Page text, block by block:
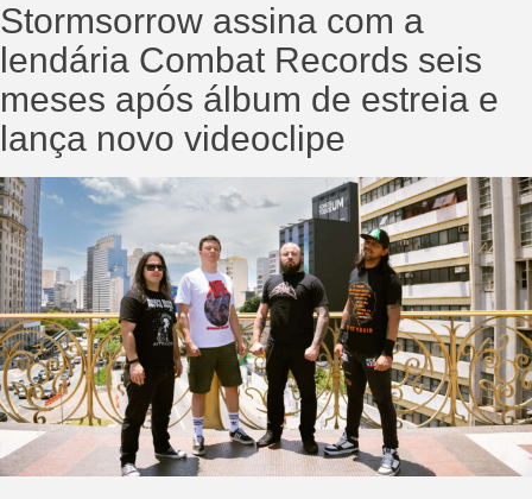
Stormsorrow assina com a
lendária Combat Records seis
meses após álbum de estreia e
lança novo videoclipe